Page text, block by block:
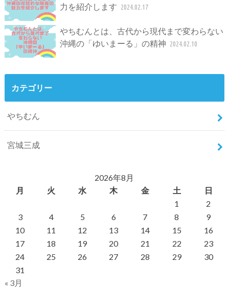
力を紹介します 2024.02.17
やちむんとは、古代から現代まで変わらない
沖縄の「ゆいまーる」の精神 2024.02.10
カテゴリー
やちむん
宮城三成
2026年8月
月
火 水 木 金 土
日
1
2
3
4 5 6 7 8
9
10
11 12 13 14 15
16
17
18 19 20 21 22
23
24
25 26 27 28 29
30
31
« 3月